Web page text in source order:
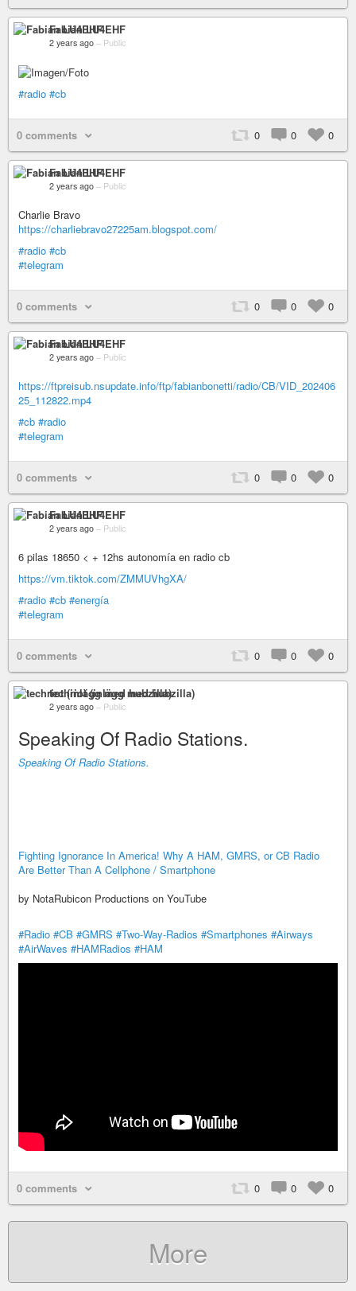
Fabián LU4EHF
2 years ago – Public
#radio #cb
0 comments 0 0 0
Fabián LU4EHF
2 years ago – Public
Charlie Bravo
https://charliebravo27225am.blogspot.com/
#radio #cb
#telegram
0 comments 0 0 0
Fabián LU4EHF
2 years ago – Public
https://ftpreisub.nsupdate.info/ftp/fabianbonetti/radio/CB/VID_202406
25_112822.mp4
#cb #radio
#telegram
0 comments 0 0 0
Fabián LU4EHF
2 years ago – Public
6 pilas 18650 < + 12hs autonomía en radio cb
https://vm.tiktok.com/ZMMUVhgXA/
#radio #cb #energía
#telegram
0 comments 0 0 0
techriot (inlägg med hubzilla)
2 years ago – Public
Speaking Of Radio Stations.
Speaking Of Radio Stations.
Fighting Ignorance In America! Why A HAM, GMRS, or CB Radio
Are Better Than A Cellphone / Smartphone
by NotaRubicon Productions on YouTube
#Radio #CB #GMRS #Two-Way-Radios #Smartphones #Airways
#AirWaves #HAMRadios #HAM
0 comments 0 0 0
More